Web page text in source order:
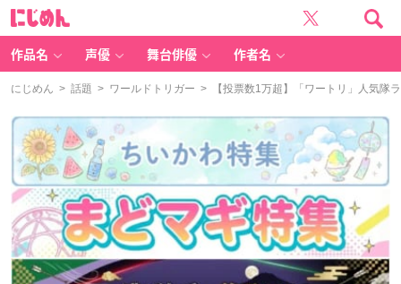
作品名 声優 舞台俳優 作者名
にじめん > 話題 > ワールドトリガー > 【投票数1万超】「ワートリ」人気隊